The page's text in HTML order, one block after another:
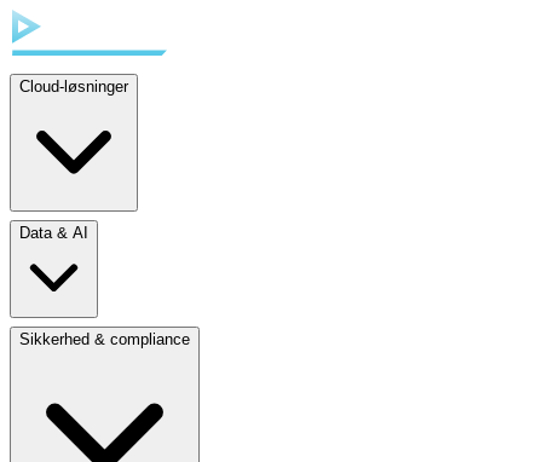
Cloud-løsninger
Data & AI
Sikkerhed & compliance